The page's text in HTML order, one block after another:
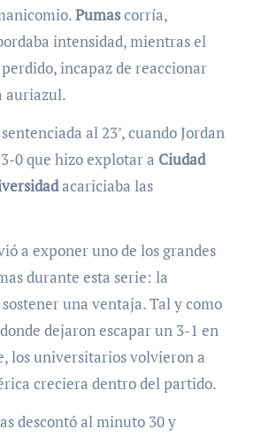
Pumascorría,
intensidad, mientras el
incapaz de reaccionar
auriazul.
al 23’, cuando Jordan
0 que hizo explotar a Ciudad
acariciaba las
a exponer uno de los grandes
durante esta serie: la
una ventaja. Tal y como
dejaron escapar un 3-1 en
los universitarios volvieron a
creciera dentro del partido.
descontó al minuto 30 y